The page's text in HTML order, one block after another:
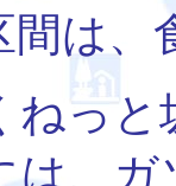
は、
っと
は、